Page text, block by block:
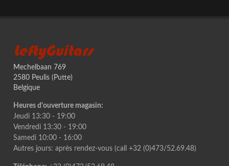
LeftyGuitars
Mechelbaan 769
2580 Peulis (Putte)
Belgique
Heures d'ouverture magasin:
Jeudi 13:30 - 19:00
Vendredi 13:30 - 19:00
Samedi 10:00 - 16:00
Autres jours: après rendez-vous (call +32 (0)473/52.69.48)